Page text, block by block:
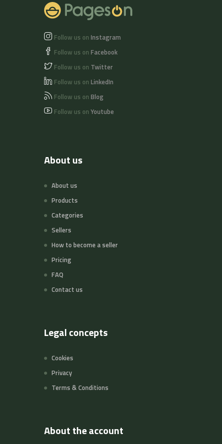
Follow us on Instagram
Follow us on Facebook
Follow us on Twitter
Follow us on LinkedIn
Follow us on Blog
Follow us on Youtube
About us
About us
Products
Categories
Sellers
How to become a seller
Pricing
FAQ
Contact us
Legal concepts
Cookies
Privacy
Terms & Conditions
About the account